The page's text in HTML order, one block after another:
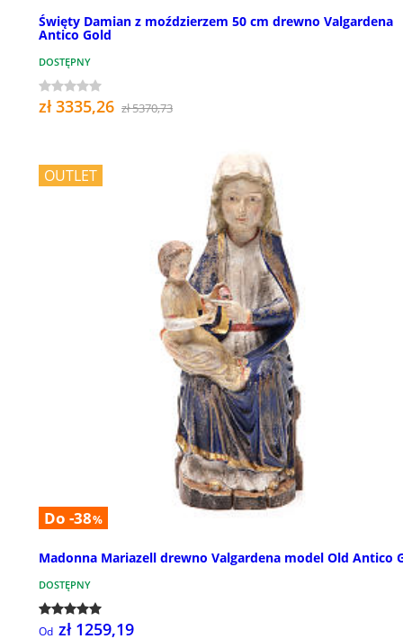
Święty Damian z moździerzem 50 cm drewno Valgardena
Antico Gold
DOSTĘPNY
zł 3335,26 zł 5370,73
OUTLET
Do -38%
Madonna Mariazell drewno Valgardena model Old Antico
DOSTĘPNY
Od zł 1259,19